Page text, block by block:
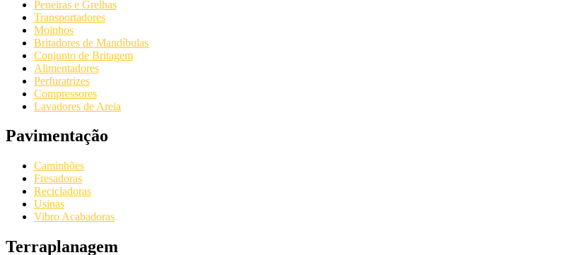
Peneiras e Grelhas
Transportadores
Moinhos
Britadores de Mandíbulas
Conjunto de Britagem
Alimentadores
Perfuratrizes
Compressores
Lavadores de Areia
Pavimentação
Caminhões
Fresadoras
Recicladoras
Usinas
Vibro Acabadoras
Terraplanagem